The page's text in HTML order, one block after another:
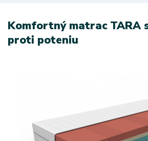
Komfortný matrac TARA
proti poteniu